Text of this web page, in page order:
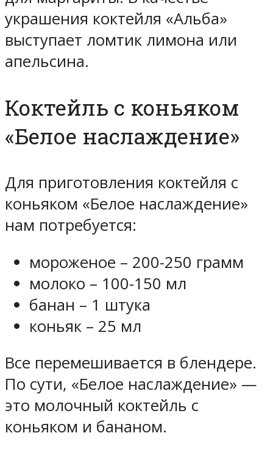
украшения коктейля «Альба»
выступает ломтик лимона или
апельсина.
Коктейль с коньяком
«Белое наслаждение»
Для приготовления коктейля с
коньяком «Белое наслаждение»
нам потребуется:
мороженое – 200-250 грамм
молоко – 100-150 мл
банан – 1 штука
коньяк – 25 мл
Все перемешивается в блендере.
По сути, «Белое наслаждение» —
это молочный коктейль с
коньяком и бананом.